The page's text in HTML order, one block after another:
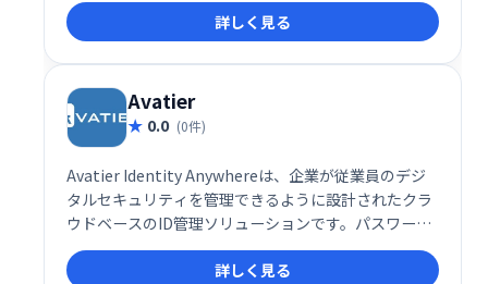
詳しく見る
Avatier
0.0 (0件)
Avatier Identity Anywhereは、企業が従業員のデジ
タルセキュリティを管理できるように設計されたクラ
ウドベースのID管理ソリューションです。パスワード
管理、シングルサインオン、ライフサイクル管理、グ
ループ自動化などの機能が含まれています。
詳しく見る